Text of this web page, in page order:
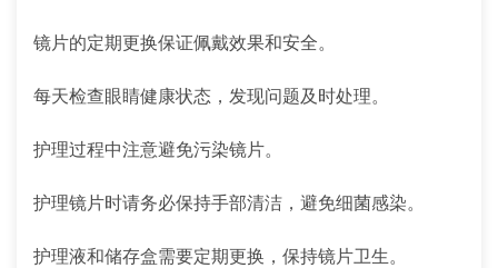
镜片的定期更换保证佩戴效果和安全。
每天检查眼睛健康状态，发现问题及时处理。
护理过程中注意避免污染镜片。
护理镜片时请务必保持手部清洁，避免细菌感染。
护理液和储存盒需要定期更换，保持镜片卫生。